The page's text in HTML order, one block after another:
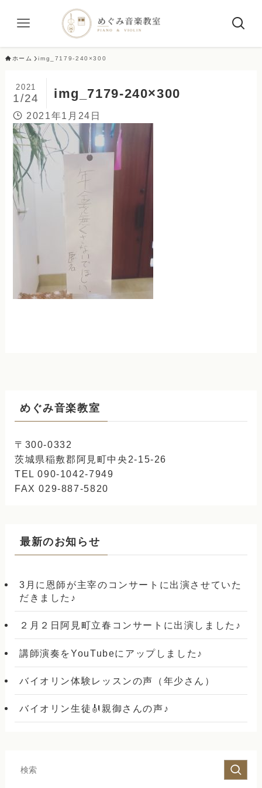
ホーム img_7179-240×300
img_7179-240×300
2021
1/24
2021年1月24日
めぐみ音楽教室
〒300-0332
茨城県稲敷郡阿見町中央2-15-26
TEL 090-1042-7949
FAX 029-887-5820
最新のお知らせ
3月に恩師が主宰のコンサートに出演させていた
だきました♪
２月２日阿見町立春コンサートに出演しました♪
講師演奏をYouTubeにアップしました♪
バイオリン体験レッスンの声（年少さん）
バイオリン生徒🎻親御さんの声♪